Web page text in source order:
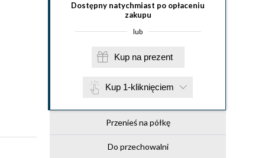
Dostępny natychmiast po opłaceniu
zakupu
lub
Kup na prezent
Kup 1-kliknięciem
Przenieś na półkę
Do przechowalni